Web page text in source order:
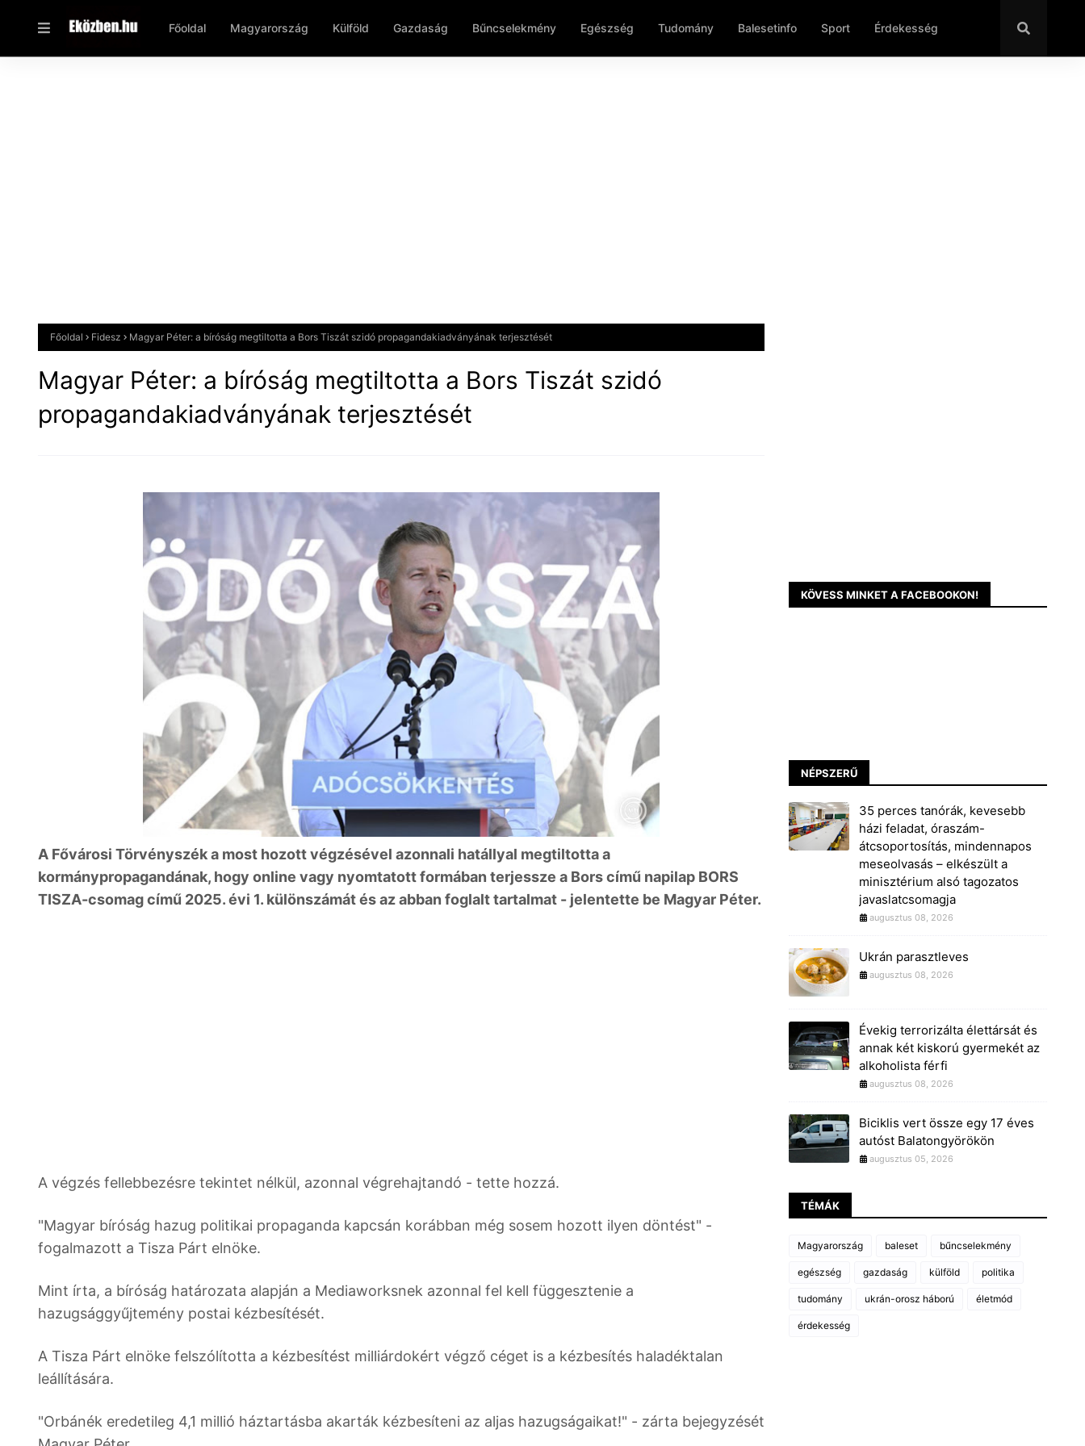
Főoldal Magyarország Külföld Gazdaság Bűncselekmény Egészség Tudomány Balesetinfo Sport Érdekesség
Főoldal Fidesz Magyar Péter: a bíróság megtiltotta a Bors Tiszát szidó propagandakiadványának terjesztését
Magyar Péter: a bíróság megtiltotta a Bors Tiszát szidó
propagandakiadványának terjesztését
A Fővárosi Törvényszék a most hozott végzésével azonnali hatállyal megtiltotta a
kormánypropagandának, hogy online vagy nyomtatott formában terjessze a Bors című napilap BORS
TISZA-csomag című 2025. évi 1. különszámát és az abban foglalt tartalmat - jelentette be Magyar Péter.
A végzés fellebbezésre tekintet nélkül, azonnal végrehajtandó - tette hozzá.
"Magyar bíróság hazug politikai propaganda kapcsán korábban még sosem hozott ilyen döntést" -
fogalmazott a Tisza Párt elnöke.
Mint írta, a bíróság határozata alapján a Mediaworksnek azonnal fel kell függesztenie a
hazugsággyűjtemény postai kézbesítését.
A Tisza Párt elnöke felszólította a kézbesítést milliárdokért végző céget is a kézbesítés haladéktalan
leállítására.
"Orbánék eredetileg 4,1 millió háztartásba akarták kézbesíteni az aljas hazugságaikat!" - zárta bejegyzését
KÖVESS MINKET A FACEBOOKON!
NÉPSZERŰ
35 perces tanórák, kevesebb
házi feladat, óraszám-
átcsoportosítás, mindennapos
meseolvasás – elkészült a
minisztérium alsó tagozatos
javaslatcsomagja
augusztus 08, 2026
Ukrán parasztleves
augusztus 08, 2026
Évekig terrorizálta élettársát és
annak két kiskorú gyermekét az
alkoholista férfi
augusztus 08, 2026
Biciklis vert össze egy 17 éves
autóst Balatongyörökön
augusztus 05, 2026
TÉMÁK
Magyarország baleset bűncselekmény
egészség gazdaság külföld politika
tudomány ukrán-orosz háború életmód
érdekesség